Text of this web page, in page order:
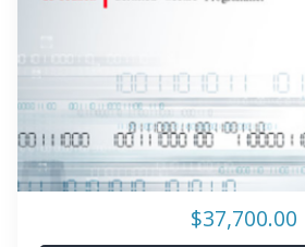
$37,700.00